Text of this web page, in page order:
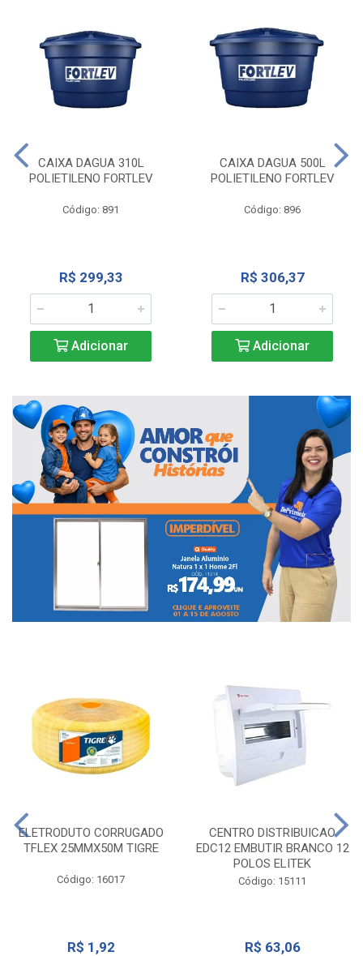
CAIXA DAGUA 310L
POLIETILENO FORTLEV
Código: 891
R$ 299,33
Adicionar
CAIXA DAGUA 500L
POLIETILENO FORTLEV
Código: 896
R$ 306,37
Adicionar
ELETRODUTO CORRUGADO
TFLEX 25MMX50M TIGRE
Código: 16017
R$ 1,92
CENTRO DISTRIBUICAO
EDC12 EMBUTIR BRANCO 12
POLOS ELITEK
Código: 15111
R$ 63,06